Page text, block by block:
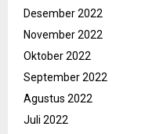
Desember 2022
November 2022
Oktober 2022
September 2022
Agustus 2022
Juli 2022